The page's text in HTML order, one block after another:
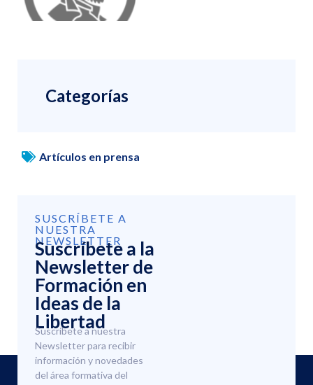
Categorías
Artículos en prensa
SUSCRÍBETE A
NUESTRA
NEWSLETTER
Suscríbete a la
Newsletter de
Formación en
Ideas de la
Libertad
Suscríbete a nuestra
Newsletter para recibir
información y novedades
del área formativa del